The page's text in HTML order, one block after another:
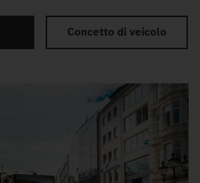
Concetto di veicolo